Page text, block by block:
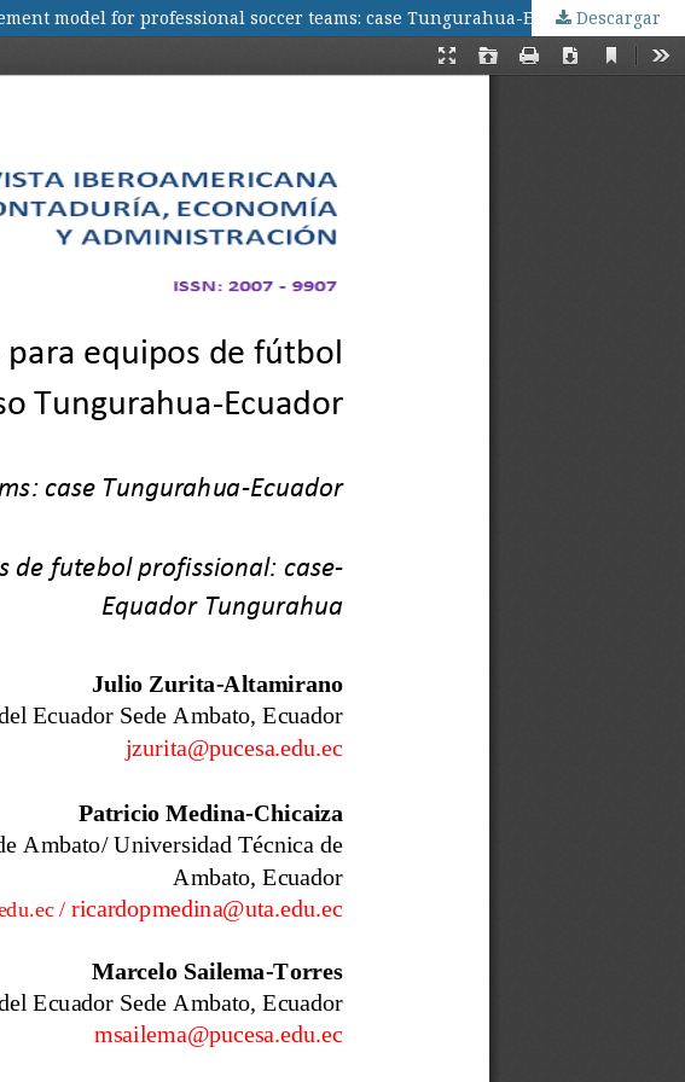
model for professional soccer teams: case Tungurahua-EcuadorDescargar